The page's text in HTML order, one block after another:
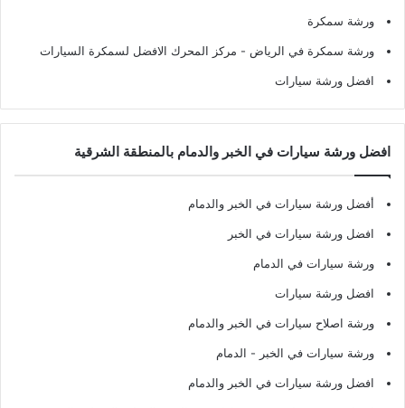
ورشة سمكرة
ورشة سمكرة في الرياض - مركز المحرك الافضل لسمكرة السيارات
افضل ورشة سيارات
افضل ورشة سيارات في الخبر والدمام بالمنطقة الشرقية
أفضل ورشة سيارات في الخبر والدمام
افضل ورشة سيارات في الخبر
ورشة سيارات في الدمام
افضل ورشة سيارات
ورشة اصلاح سيارات في الخبر والدمام
ورشة سيارات في الخبر - الدمام
افضل ورشة سيارات في الخبر والدمام